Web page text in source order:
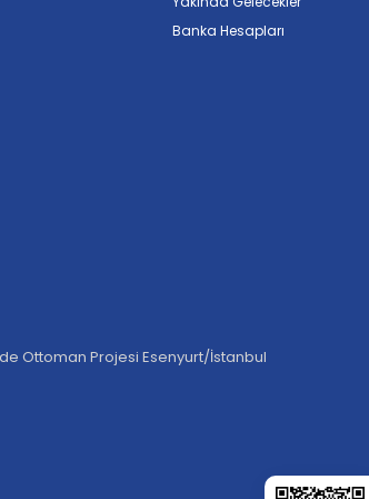
Banka Hesapları
Ottoman Projesi Esenyurt/İstanbul